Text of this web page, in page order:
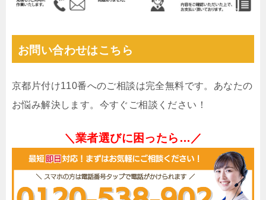
お問い合わせはこちら
京都片付け110番へのご相談は完全無料です。あなたの
お悩み解決します。今すぐご相談ください！
＼業者選びに困ったら…／